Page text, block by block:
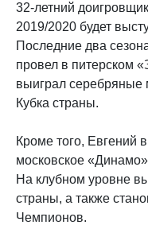
32-летний
2019/2020 будет
Последние два
провел в питерском
выиграл серебряные
Кубка страны.
Кроме того, Евгений
московское
На клубном уровне
страны, а также
Чемпионов.